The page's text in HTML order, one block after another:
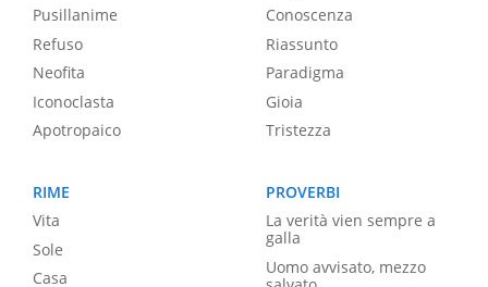
Pusillanime
Refuso
Neofita
Iconoclasta
Apotropaico
Conoscenza
Riassunto
Paradigma
Gioia
Tristezza
RIME
Vita
Sole
Casa
PROVERBI
La verità vien sempre a
galla
Uomo avvisato, mezzo